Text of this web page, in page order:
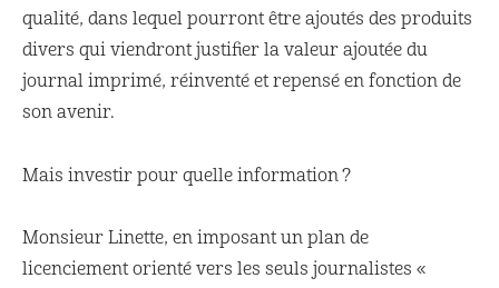
qualité, dans lequel pourront être ajoutés des produits
divers qui viendront justifier la valeur ajoutée du
journal imprimé, réinventé et repensé en fonction de
son avenir.
Mais investir pour quelle information ?
Monsieur Linette, en imposant un plan de
licenciement orienté vers les seuls journalistes «